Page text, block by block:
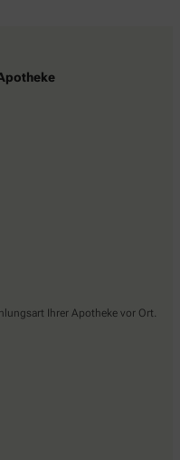
Ihrer Apotheke vor Ort.